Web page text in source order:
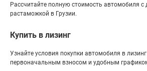
Рассчитайте полную стоимость автомобиля с
растаможкой в Грузии.
Купить в лизинг
Узнайте условия покупки автомобиля в
первоначальным взносом и удобным